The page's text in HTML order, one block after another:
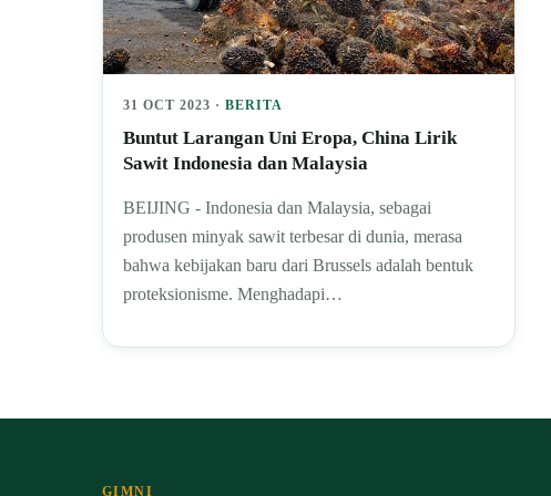
31 OCT 2023 · BERITA
Buntut Larangan Uni Eropa, China Lirik
Sawit Indonesia dan Malaysia
BEIJING - Indonesia dan Malaysia, sebagai
produsen minyak sawit terbesar di dunia, merasa
bahwa kebijakan baru dari Brussels adalah bentuk
proteksionisme. Menghadapi…
GIMNI